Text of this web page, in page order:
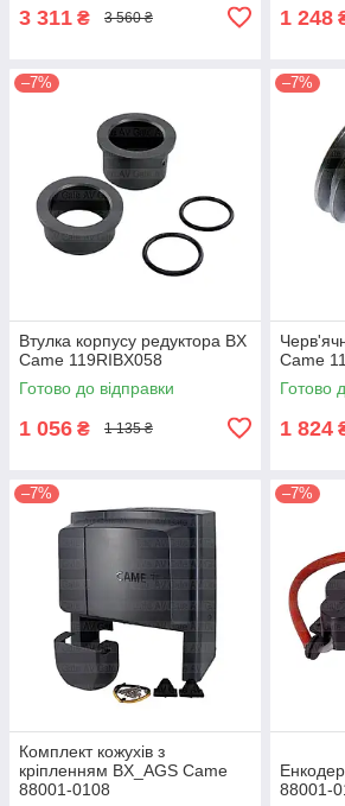
3 311 ₴ 3 560 ₴ 1 248
–7%
Втулка корпусу редуктора BX
Came 119RIBX058
Готово до відправки
1 056 ₴ 1 135 ₴
–7%
Came
Готово
1 824
–7%
Комплект кожухів з
кріпленням BX_AGS Came
88001-0108
–7%
88001-